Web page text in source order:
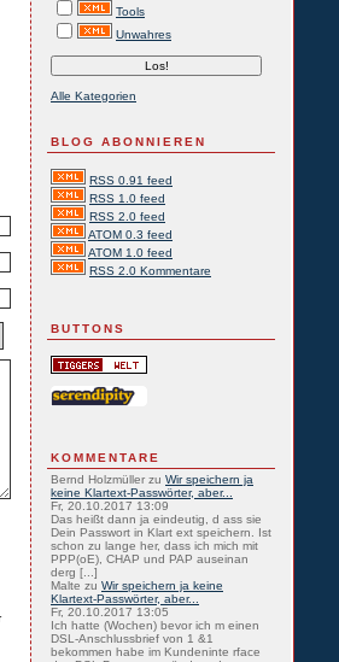
Tools
Unwahres
Alle Kategorien
BLOG ABONNIEREN
RSS 0.91 feed
RSS 1.0 feed
RSS 2.0 feed
ATOM 0.3 feed
ATOM 1.0 feed
RSS 2.0 Kommentare
BUTTONS
KOMMENTARE
Bernd Holzmüller zu Wir speichern ja
keine Klartext-Passwörter, aber...
Fr, 20.10.2017 13:09
Das heißt dann ja eindeutig, d ass sie
Dein Passwort in Klart ext speichern. Ist
schon zu lange her, dass ich mich mit
PPP(oE), CHAP und PAP auseinan
derg [...]
Malte zu Wir speichern ja keine
Klartext-Passwörter, aber...
Fr, 20.10.2017 13:05
Ich hatte (Wochen) bevor ich m einen
DSL-Anschlussbrief von 1 &1
bekommen habe im Kundeninte rface